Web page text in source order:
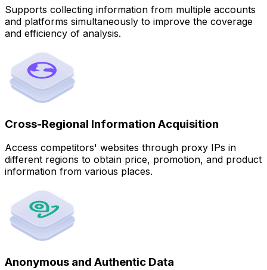
Supports collecting information from multiple accounts
and platforms simultaneously to improve the coverage
and efficiency of analysis.
Cross-Regional Information Acquisition
Access competitors' websites through proxy IPs in
different regions to obtain price, promotion, and product
information from various places.
Anonymous and Authentic Data